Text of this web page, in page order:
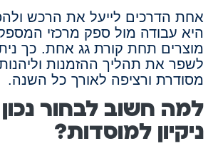
אחת הדרכים לייעל את הרכש
היא עבודה מול ספק מרכזי
מוצרים תחת קורת גג אחת. כך
לשפר את תהליך ההזמנות
מסודרת ורציפה לאורך כל השנה.
למה חשוב לבחור נכון
ניקיון למוסדות?